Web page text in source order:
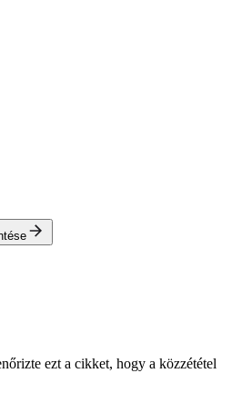
ezt a cikket, hogy a közzététel